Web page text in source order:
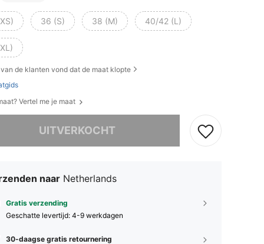
36 (S) 38 (M) 40/42 (L)
van de klanten vond dat de maat klopte
Vertel me je maat
UITVERKOCHT
naar Netherlands
Gratis verzending
Geschatte levertijd: 4-9 werkdagen
30-daagse gratis retournering